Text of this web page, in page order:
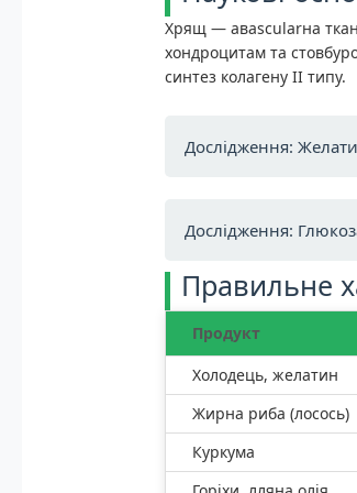
Хрящ — авascularна
хондроцитам та
синтез колагену II типу.
Дослідження:
Дослідження:
Правильне
Продукт
Холодець, желатин
Жирна риба (лосось)
Куркума